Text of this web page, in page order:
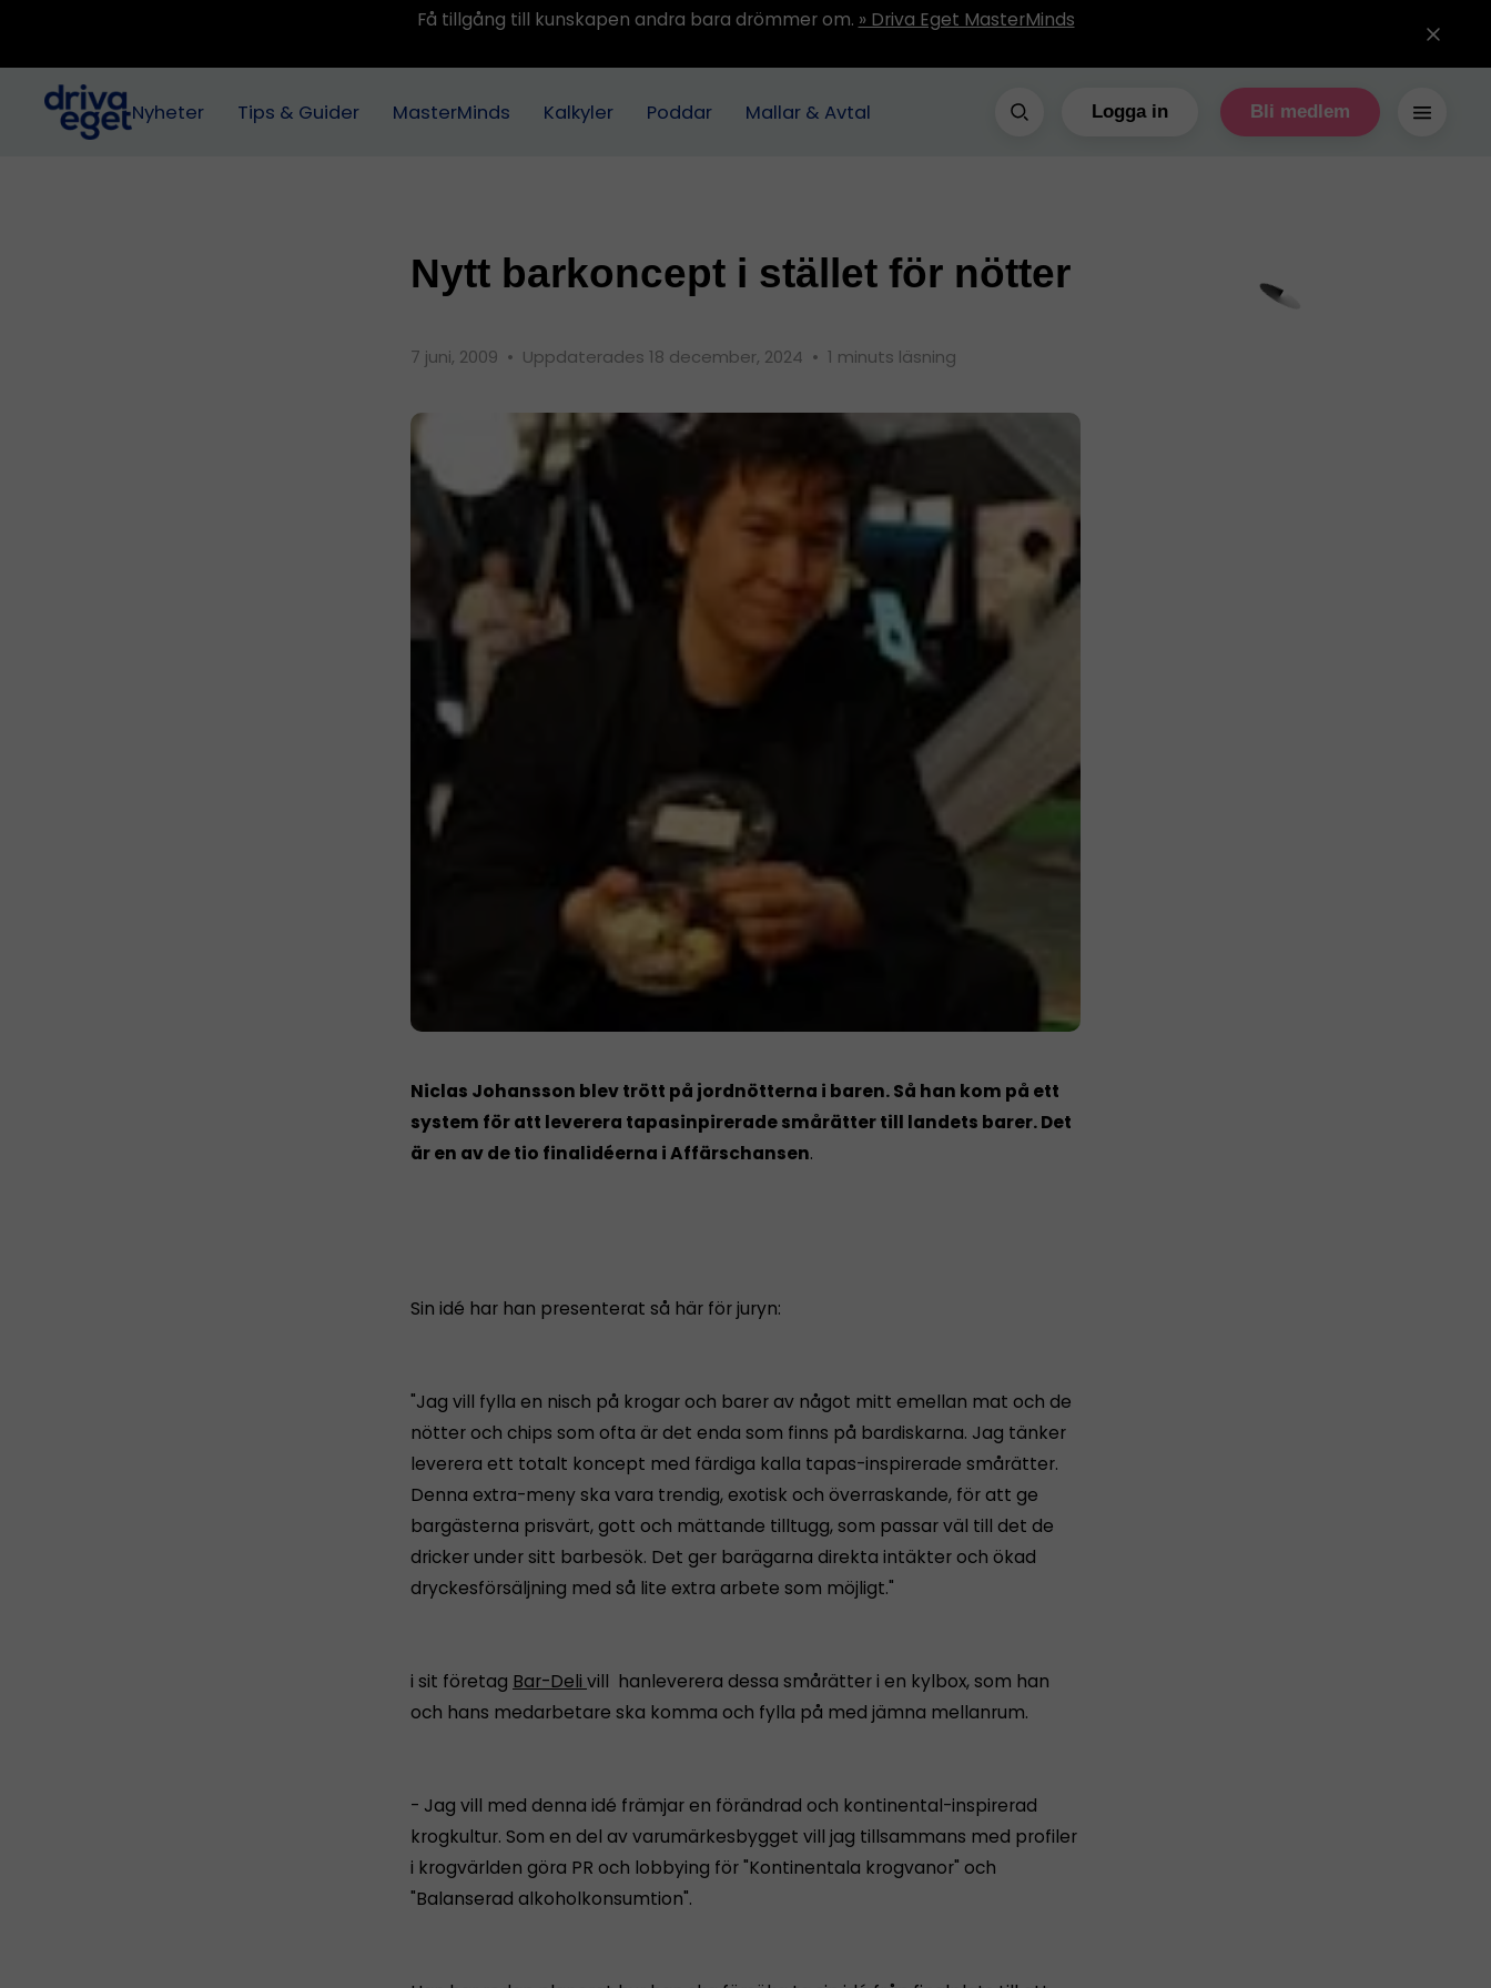
Få tillgång till kunskapen andra bara drömmer om. » Driva Eget MasterMinds
Nyheter Tips & Guider MasterMinds Kalkyler Poddar Mallar & Avtal Logga in Bli medlem
Nytt barkoncept i stället för nötter
7 juni, 2009 • Uppdaterades 18 december, 2024 • 1 minuts läsning
Niclas Johansson blev trött på jordnötterna i baren. Så han kom på ett
system för att leverera tapasinpirerade smårätter till landets barer. Det
är en av de tio finalidéerna i Affärschansen.
Sin idé har han presenterat så här för juryn:
"Jag vill fylla en nisch på krogar och barer av något mitt emellan mat och de
nötter och chips som ofta är det enda som finns på bardiskarna. Jag tänker
leverera ett totalt koncept med färdiga kalla tapas-inspirerade smårätter.
Denna extra-meny ska vara trendig, exotisk och överraskande, för att ge
bargästerna prisvärt, gott och mättande tilltugg, som passar väl till det de
dricker under sitt barbesök. Det ger barägarna direkta intäkter och ökad
dryckesförsäljning med så lite extra arbete som möjligt."
i sit företag Bar-Deli vill hanleverera dessa smårätter i en kylbox, som han
och hans medarbetare ska komma och fylla på med jämna mellanrum.
- Jag vill med denna idé främjar en förändrad och kontinental-inspirerad
krogkultur. Som en del av varumärkesbygget vill jag tillsammans med profiler
i krogvärlden göra PR och lobbying för "Kontinentala krogvanor" och
"Balanserad alkoholkonsumtion".